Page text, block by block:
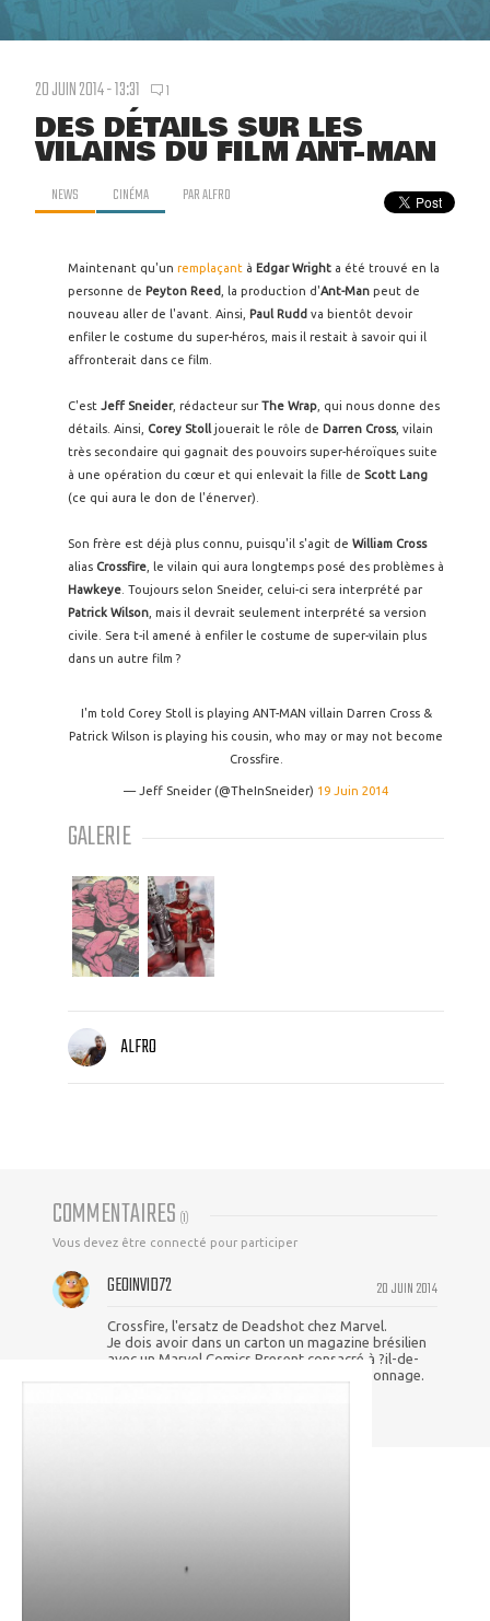
20 JUIN 2014 - 13:31 1
DES DÉTAILS SUR LES
VILAINS DU FILM ANT-MAN
NEWS CINÉMA PARALFRO
Maintenant qu'un remplaçant à Edgar Wright a été trouvé en la
personne de Peyton Reed , la production d'Ant-Man peut de
nouveau aller de l'avant. Ainsi, Paul Rudd va bientôt devoir
enfiler le costume du super-héros, mais il restait à savoir qui il
affronterait dans ce film.
C'est Jeff Sneider, rédacteur surThe Wrap , qui nous donne des
détails. Ainsi, Corey Stoll jouerait le rôle de Darren Cross, vilain
très secondaire qui gagnait des pouvoirs super-héroïques suite
à une opération du cœur et qui enlevait la fille de Scott Lang
(ce qui aura le don de l'énerver).
Son frère est déjà plus connu, puisqu'il s'agit de William Cross
alias Crossfire , le vilain qui aura longtemps posé des problèmes à
Hawkeye . Toujours selon Sneider, celui-ci sera interprété par
Patrick Wilson , mais il devrait seulement interprété sa version
civile. Sera t-il amené à enfiler le costume de super-vilain plus
dans un autre film ?
I'm told Corey Stoll is playing ANT-MAN villain Darren Cross &
Patrick Wilson is playing his cousin, who may or may not become
Crossfire.
— Jeff Sneider (@TheInSneider) 19 Juin 2014
GALERIE
ALFRO
COMMENTAIRES (1)
Vous devez être connecté pour participer
20 JUIN 2014
GEOINVID72
Crossfire, l'ersatz de Deadshot chez Marvel.
Je dois avoir dans un carton un magazine brésilien
avec un Marvel Comics Present consacré à ?il-de-
Faucon et Oiseau-Moqueur contre ce personnage.